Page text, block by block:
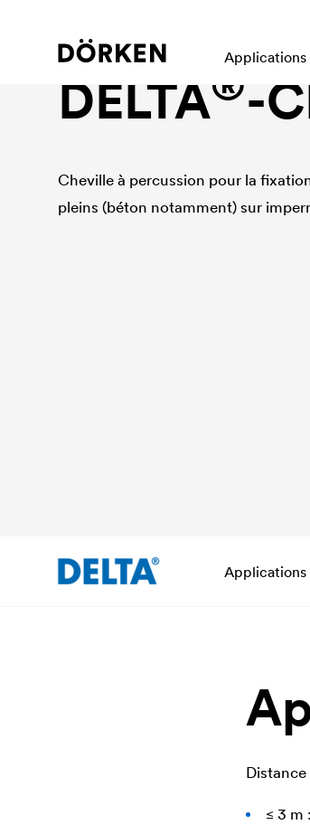
Applications
Accessoires, nappes à excroissances
DELTA®-
Cheville à percussion pour la
pleins (béton notamment) sur
Applications
≤ 3 m